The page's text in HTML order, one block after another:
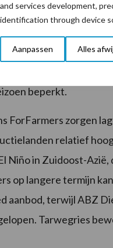
and services development,
identification through device
Aanpassen Alles
weken nauwelijks
onder druk
het bietenareaal in
beperkt.
ForFarmers zorgen
relatief
Niño in Zuidoost-
op langere termijn
aanbod, terwijl ABZ
Tarwegries